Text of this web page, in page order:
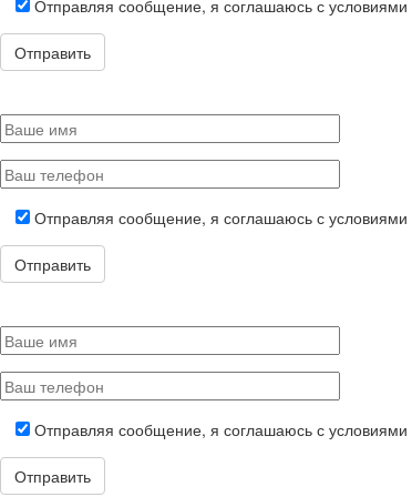
Отправляя сообщение, я соглашаюсь с условиями
Отправляя сообщение, я соглашаюсь с условиями
Отправляя сообщение, я соглашаюсь с условиями